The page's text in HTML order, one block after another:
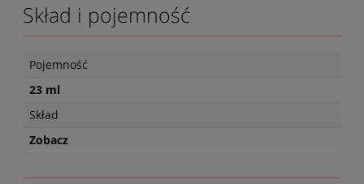
Skład i pojemność
Pojemność
23 ml
Skład
Zobacz